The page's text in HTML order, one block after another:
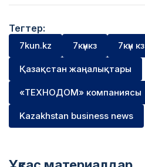
Тегтер:
7kun.kz 7күнкз 7күн кз
Қазақстан жаңалықтары
«ТЕХНОДОМ» компаниясы
Kazakhstan business news